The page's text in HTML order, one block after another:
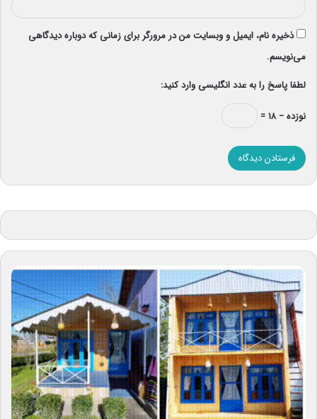
ذخیره نام، ایمیل و وبسایت من در مرورگر برای زمانی که دوباره دیدگاهی
می‌نویسم.
لطفا پاسخ را به عدد انگلیسی وارد کنید:
نوزده − ۱۸ =